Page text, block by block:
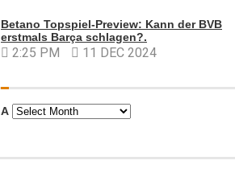
Betano Topspiel-Preview: Kann der BVB
erstmals Barça schlagen?.
2:25 PM 11 DEC 2024
Α